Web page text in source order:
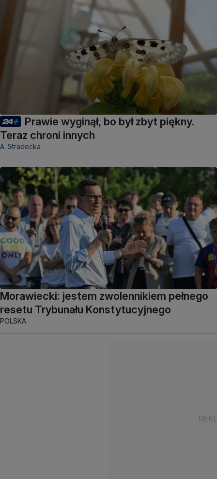
Prawie wyginął, bo był zbyt piękny.
Teraz chroni innych
A. Stradecka
Morawiecki: jestem zwolennikiem pełnego
resetu Trybunału Konstytucyjnego
POLSKA